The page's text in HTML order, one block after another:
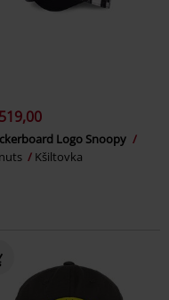
Logo Snoopy
Kšiltovka